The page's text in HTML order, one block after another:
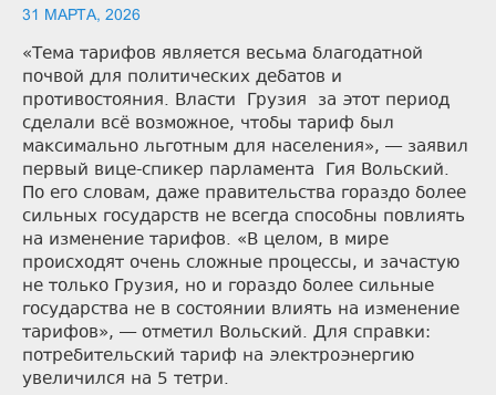
31 МАРТА, 2026
«Тема тарифов является весьма благодатной
почвой для политических дебатов и
противостояния. Власти Грузия за этот период
сделали всё возможное, чтобы тариф был
максимально льготным для населения», — заявил
первый вице-спикер парламента Гия Вольский.
По его словам, даже правительства гораздо более
сильных государств не всегда способны повлиять
на изменение тарифов. «В целом, в мире
происходят очень сложные процессы, и зачастую
не только Грузия, но и гораздо более сильные
государства не в состоянии влиять на изменение
тарифов», — отметил Вольский. Для справки:
потребительский тариф на электроэнергию
увеличился на 5 тетри.